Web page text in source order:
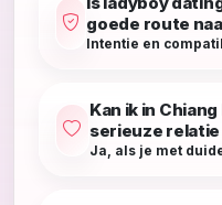
goede route
Intentie en
Kan ik in
serieuze
Ja, als je met